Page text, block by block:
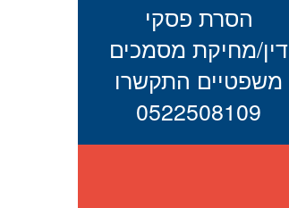
הסרת פסקי
דין/מחיקת מסמכים
משפטיים התקשרו
0522508109